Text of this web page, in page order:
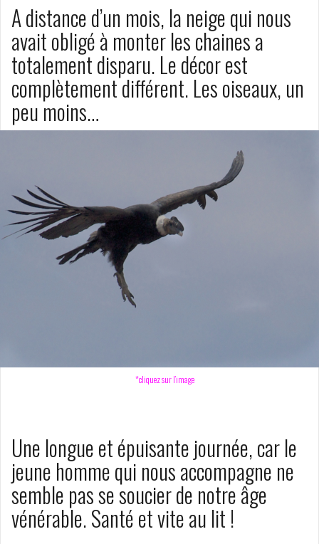
A distance d’un mois, la neige qui nous
avait obligé à monter les chaines a
totalement disparu. Le décor est
complètement différent. Les oiseaux, un
peu moins…
*cliquezsur l’image
Une longue et épuisante journée, car le
jeune homme qui nous accompagne ne
semble pas se soucier de notre âge
vénérable. Santé et vite au lit !